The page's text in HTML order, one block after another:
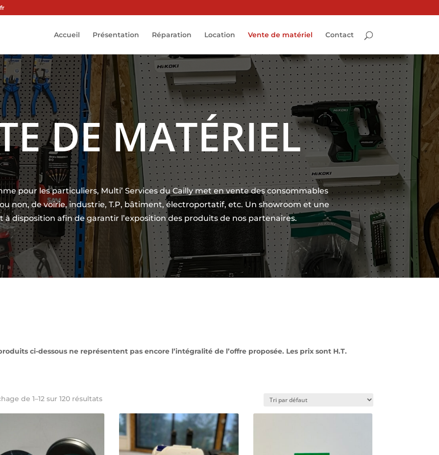
Accueil Présentation Réparation Location Vente de matériel Contact
DE MATÉRIEL
pour les particuliers, Multi’ Services du Cailly met en vente des consommables
non, de voirie, industrie, T.P, bâtiment, électroportatif, etc. Un showroom et une
à disposition afin de garantir l’exposition des produits de nos partenaires.
ci-dessous ne représentent pas encore l’intégralité de l’offre proposée. Les prix sont H.T.
de 1–12 sur 120 résultats